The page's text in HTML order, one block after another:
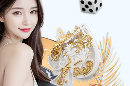
预制菜系列 >椒麻鸡